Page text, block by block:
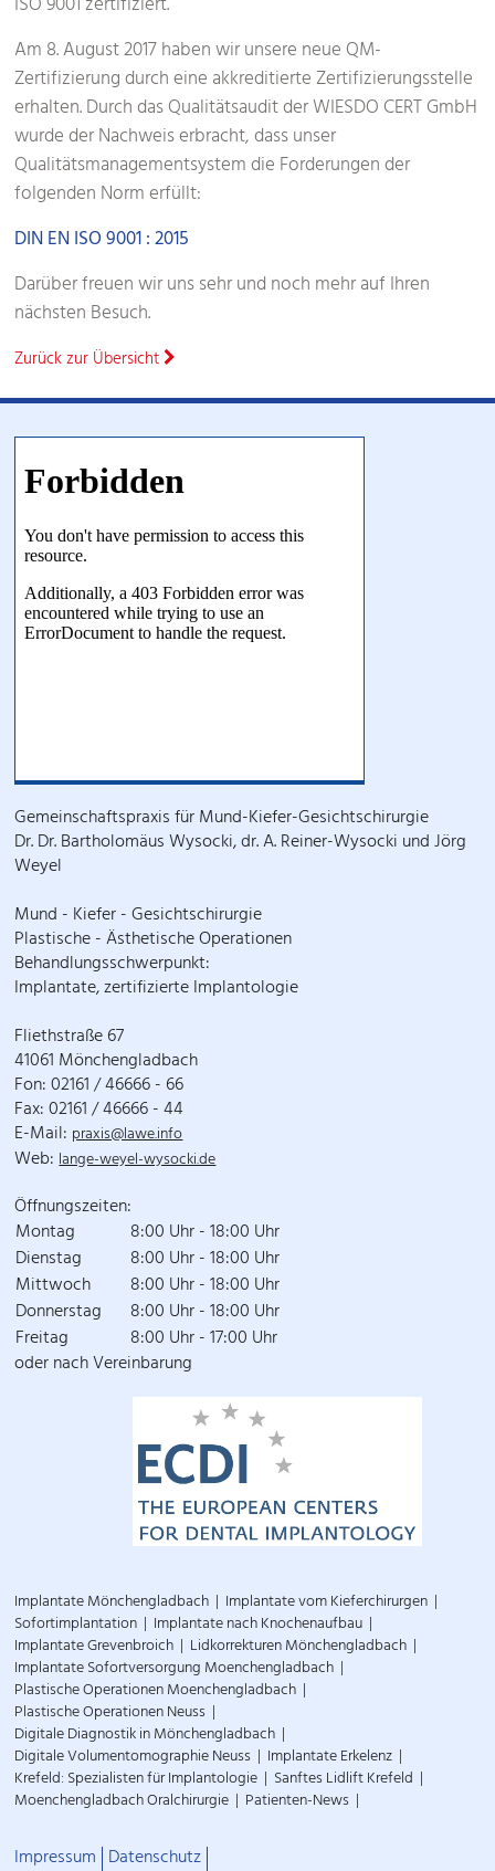
Am 8. August 2017 haben wir unsere neue QM-
Zertifizierung durch eine akkreditierte Zertifizierungsstelle
erhalten. Durch das Qualitätsaudit der WIESDO CERT GmbH
wurde der Nachweis erbracht, dass unser
Qualitätsmanagementsystem die Forderungen der
folgenden Norm erfüllt:
DIN EN ISO 9001 : 2015
Darüber freuen wir uns sehr und noch mehr auf Ihren
nächsten Besuch.
Zurück zur Übersicht
Gemeinschaftspraxis für Mund-Kiefer-Gesichtschirurgie
Dr. Dr. Bartholomäus Wysocki, dr. A. Reiner-Wysocki und Jörg
Weyel
Mund - Kiefer - Gesichtschirurgie
Plastische - Ästhetische Operationen
Behandlungsschwerpunkt:
Implantate, zertifizierte Implantologie
Fliethstraße 67
41061 Mönchengladbach
Fon: 02161 / 46666 - 66
Fax: 02161 / 46666 - 44
E-Mail: praxis@lawe.info
Web:lange-weyel-wysocki.de
Öffnungszeiten:
Montag
8:00 Uhr - 18:00 Uhr
Dienstag
8:00 Uhr - 18:00 Uhr
Mittwoch
8:00 Uhr - 18:00 Uhr
Donnerstag 8:00 Uhr - 18:00 Uhr
Freitag
8:00 Uhr - 17:00 Uhr
oder nach Vereinbarung
Implantate Mönchengladbach Implantate vom Kieferchirurgen
Sofortimplantation Implantate nach Knochenaufbau
Implantate Grevenbroich Lidkorrekturen Mönchengladbach
Implantate Sofortversorgung Moenchengladbach
Plastische Operationen Moenchengladbach
Plastische Operationen Neuss
Digitale Diagnostik in Mönchengladbach
Digitale Volumentomographie Neuss Implantate Erkelenz
Krefeld: Spezialisten für Implantologie Sanftes Lidlift Krefeld
Moenchengladbach Oralchirurgie Patienten-News
Impressum Datenschutz